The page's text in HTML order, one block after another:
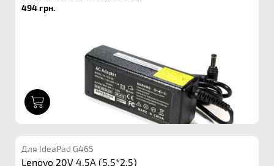
494 грн.
Для IdeaPad G465
Lenovo 20V 4.5A (5.5*2.5)